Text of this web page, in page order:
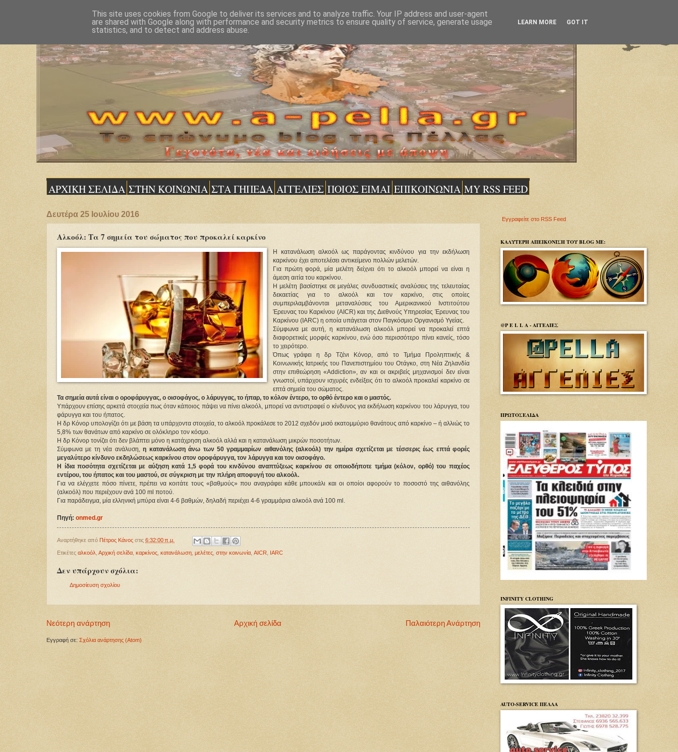
ΑΡΧΙΚΗ ΣΕΛΙΔΑ ΣΤΗΝ ΚΟΙΝΩΝΙΑ ΣΤΑ ΓΗΠΕΔΑ ΑΓΓΕΛΙΕΣ ΠΟΙΟΣ ΕΙΜΑΙ ΕΠΙΚΟΙΝΩΝΙΑ MY RSS FEED
Δευτέρα 25 Ιουλίου 2016
Αλκοόλ: Τα 7 σημεία του σώματος που προκαλεί καρκίνο
Η κατανάλωση αλκοόλ ως παράγοντας κινδύνου για την εκδήλωση
καρκίνου έχει αποτελέσει αντικείμενο πολλών μελετών.
Για πρώτη φορά, μία μελέτη δείχνει ότι το αλκοόλ μπορεί να είναι η
άμεση αιτία του καρκίνου.
Η μελέτη βασίστηκε σε μεγάλες συνδυαστικές αναλύσεις της τελευταίας
δεκαετίας για το αλκοόλ και τον καρκίνο, στις οποίες
συμπεριλαμβάνονται μεταναλύσεις του Αμερικανικού Ινστιτούτου
Έρευνας του Καρκίνου (AICR) και της Διεθνούς Υπηρεσίας Έρευνας του
Καρκίνου (IARC) η οποία υπάγεται στον Παγκόσμιο Οργανισμό Υγείας.
Σύμφωνα με αυτή, η κατανάλωση αλκοόλ μπορεί να προκαλεί επτά
διαφορετικές μορφές καρκίνου, ενώ όσο περισσότερο πίνει κανείς, τόσο
το χειρότερο.
Όπως γράφει η δρ Τζένι Κόνορ, από το Τμήμα Προληπτικής &
Κοινωνικής Ιατρικής του Πανεπιστημίου του Οτάγκο, στη Νέα Ζηλανδία
στην επιθεώρηση «Addiction», αν και οι ακριβείς μηχανισμοί δεν είναι
γνωστοί, υπάρχουν ισχυρές ενδείξεις ότι το αλκοόλ προκαλεί καρκίνο σε
επτά σημεία του σώματος.
Τα σημεία αυτά είναι ο οροφάρυγγας, ο οισοφάγος, ο λάρυγγας, το ήπαρ, το κόλον έντερο, το ορθό έντερο και ο μαστός.
Υπάρχουν επίσης αρκετά στοιχεία πως όταν κάποιος πάψει να πίνει αλκοόλ, μπορεί να αντιστραφεί ο κίνδυνος για εκδήλωση καρκίνου του λάρυγγα, του
φάρυγγα και του ήπατος.
Η δρ Κόνορ υπολογίζει ότι με βάση τα υπάρχοντα στοιχεία, το αλκοόλ προκάλεσε το 2012 σχεδόν μισό εκατομμύριο θανάτους από καρκίνο – ή αλλιώς το
5,8% των θανάτων από καρκίνο σε ολόκληρο τον κόσμο.
Η δρ Κόνορ τονίζει ότι δεν βλάπτει μόνο η κατάχρηση αλκοόλ αλλά και η κατανάλωση μικρών ποσοτήτων.
Σύμφωνα με τη νέα ανάλυση,η κατανάλωση άνω των 50 γραμμαρίων αιθανόλης (αλκοόλ) την ημέρα σχετίζεται με τέσσερις έως επτά φορές
μεγαλύτερο κίνδυνο εκδηλώσεως καρκίνου στον οροφάρυγγα, τον λάρυγγα και τον οισοφάγο.
Η ίδια ποσότητα σχετίζεται με αύξηση κατά 1,5 φορά του κινδύνου αναπτύξεως καρκίνου σε οποιοδήποτε τμήμα (κόλον, ορθό) του παχέος
εντέρου, του ήπατος και του μαστού, σε σύγκριση με την πλήρη αποφυγή του αλκοόλ.
Για να ελέγχετε πόσο πίνετε, πρέπει να κοιτάτε τους «βαθμούς» που αναγράφει κάθε μπουκάλι και οι οποίοι αφορούν το ποσοστό της αιθανόλης
(αλκοόλ) που περιέχουν ανά 100 ml ποτού.
Για παράδειγμα, μία ελληνική μπύρα είναι 4-6 βαθμών, δηλαδή περιέχει 4-6 γραμμάρια αλκοόλ ανά 100 ml.
Πηγή: onmed.gr
Αναρτήθηκε από Πέτρος Κάνος στις 6:32:00 π.μ.
Ετικέτες αλκοόλ Αρχική σελίδα καρκίνος κατανάλωση μελέτες στην κοινωνία AICR IARC
Δεν υπάρχουν σχόλια:
Δημοσίευση σχολίου
Νεότερη ανάρτηση Παλαιότερη Ανάρτηση
Αρχική σελίδα
Εγγραφή σε: Σχόλια ανάρτησης (Atom)
Εγγραφείτε στο RSS Feed
ΚΑΛΥΤΕΡΗ ΑΠΕΙΚΟΝΙΣΗ ΤΟΥ BLOG ΜΕ:
@P E L L A - ΑΓΓΕΛΙΕΣ
ΠΡΩΤΟΣΕΛΙΔΑ
INFINITY CLOTHING
AUTO-SERVICE ΠΕΛΛΑ
This site uses cookies from Google to deliver its services and to analyze traffic. Your IP address and user-agent
are shared with Google along with performance and security metrics to ensure quality of service, generate usage
statistics, and to detect and address abuse.
LEARN MORE GOT IT